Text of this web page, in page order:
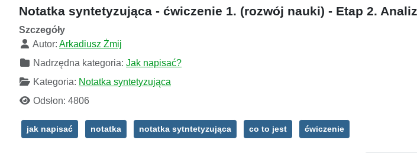
Notatka syntetyzująca - ćwiczenie 1. (rozwój nauki) - Etap 2.
Szczegóły
Autor: Arkadiusz Żmij
Nadrzędna kategoria: Jak napisać?
Kategoria: Notatka syntetyzująca
Odsłon: 4806
jak napisać notatka notatka sytntetyzująca co to jest ćwiczenie